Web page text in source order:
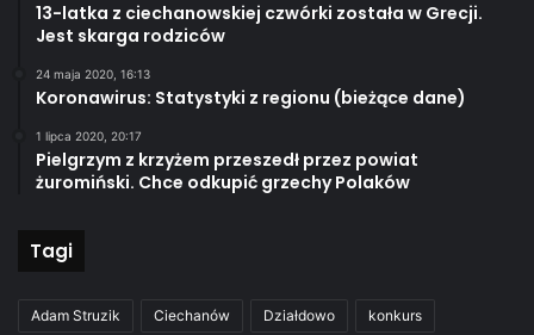
13-latka z ciechanowskiej czwórki została w Grecji.
Jest skarga rodziców
24 maja 2020, 16:13
Koronawirus: Statystyki z regionu (bieżące dane)
1 lipca 2020, 20:17
Pielgrzym z krzyżem przeszedł przez powiat
żuromiński. Chce odkupić grzechy Polaków
Tagi
Adam Struzik Ciechanów Działdowo konkurs